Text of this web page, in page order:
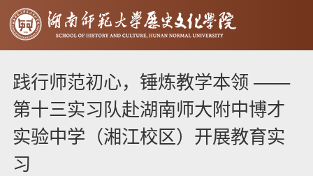
践行师范初心，锤炼教学本领 ——
第十三实习队赴湖南师大附中博才
实验中学（湘江校区）开展教育实
习